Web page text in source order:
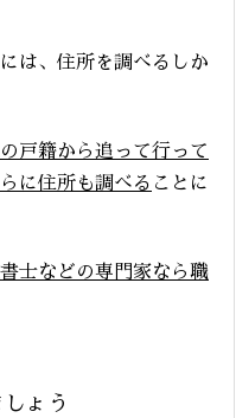
は、住所を調べるしか
戸籍から追って行って
に住所も調べる ことに
士などの専門家なら職
ょう